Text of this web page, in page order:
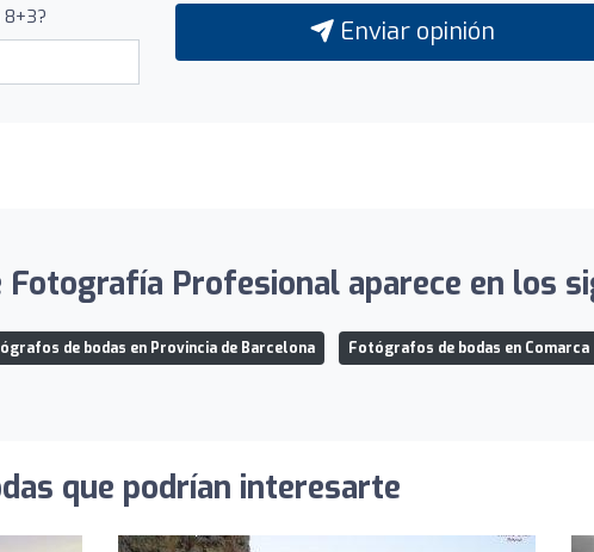
8+3? Enviar opinión
Fotografía Profesional aparece en los
de bodas en Provincia de Barcelona Fotógrafos de bodas en Comarca
que podrían interesarte